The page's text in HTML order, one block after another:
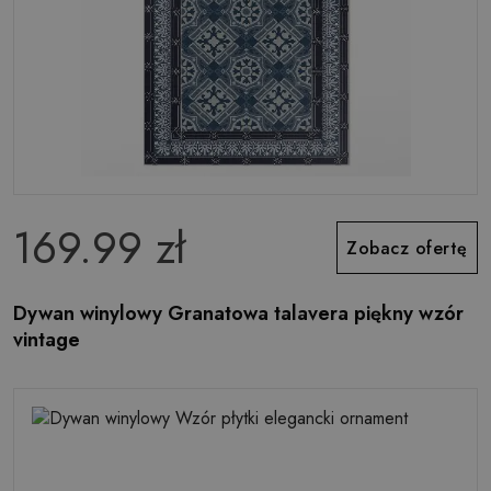
169.99 zł Zobacz ofertę
Dywan winylowy Granatowa talavera piękny wzór
vintage